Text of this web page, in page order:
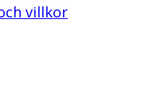
villkor